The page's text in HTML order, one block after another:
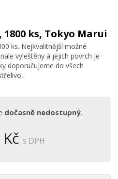
1800 ks, Tokyo Marui
ks. Nejkvalitnější možné
vyleštěny a jejich povrch je
doporučujeme do všech
dočasně nedostupný.
s DPH